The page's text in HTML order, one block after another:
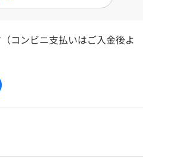
コンビニ支払いはご入金後よ